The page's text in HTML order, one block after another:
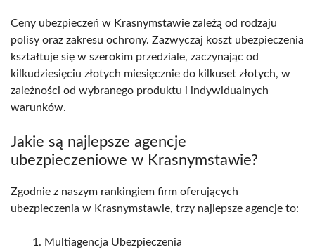
Ceny ubezpieczeń w Krasnymstawie zależą od rodzaju
polisy oraz zakresu ochrony. Zazwyczaj koszt ubezpieczenia
kształtuje się w szerokim przedziale, zaczynając od
kilkudziesięciu złotych miesięcznie do kilkuset złotych, w
zależności od wybranego produktu i indywidualnych
warunków.
Jakie są najlepsze agencje
ubezpieczeniowe w Krasnymstawie?
Zgodnie z naszym rankingiem firm oferujących
ubezpieczenia w Krasnymstawie, trzy najlepsze agencje to:
Multiagencja Ubezpieczenia